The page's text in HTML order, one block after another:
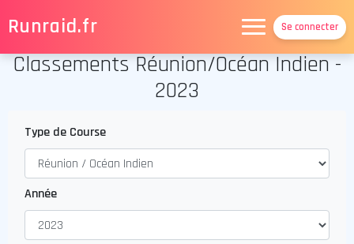
Runraid.fr
Calendrier
Carte
Grandes courses
Portraits
Contact
Se connecter
Classements Réunion/Océan Indien -
2023
Type de Course
Année